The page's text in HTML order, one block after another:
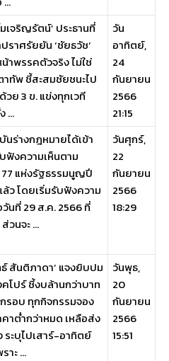
เจริญรัตน์’ ประธานที่
ราศรัยยัน ‘ชัยธวัช’
าพรรคตัวจริง ไม่ใช่
ทัพ ชี้สะสมชัยชนะไป
วย 3 ข. แข่งทุกเวที
...
วัน
อาทิตย์,
24
กันยายน
2566
21:15
นร่างกฎหมายได้เข้า
ฟังความเห็นตาม
77 แห่งรัฐธรรมนูญปี
ล้ว โดยเริ่มรับฟังความ
วันที่ 29 ส.ค. 2566 ที่
วนจะ ...
วันศุกร์,
22
กันยายน
2566
18:29
สันติภาดา’ แจงยิบปม
โปร์ ชี้งบล้านกว่าบาท
รอบ ทุกกิจกรรมจอง
คาต่ำกว่าหมด เหลือส่ง
ระบุไปเสาร์-อาทิตย์
าะ ...
วันพุธ,
20
กันยายน
2566
15:51